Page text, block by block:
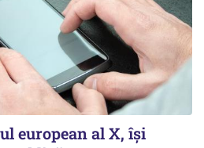
european al X, își